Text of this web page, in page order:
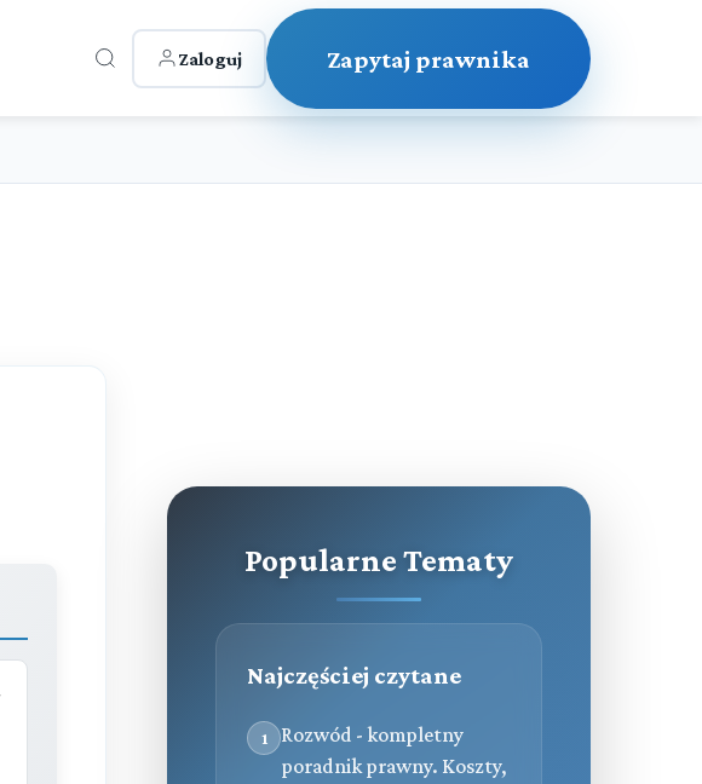
Zaloguj Zapytaj prawnika
Popularne Tematy
Najczęściej czytane
1
Rozwód - kompletny
poradnik prawny. Koszty,